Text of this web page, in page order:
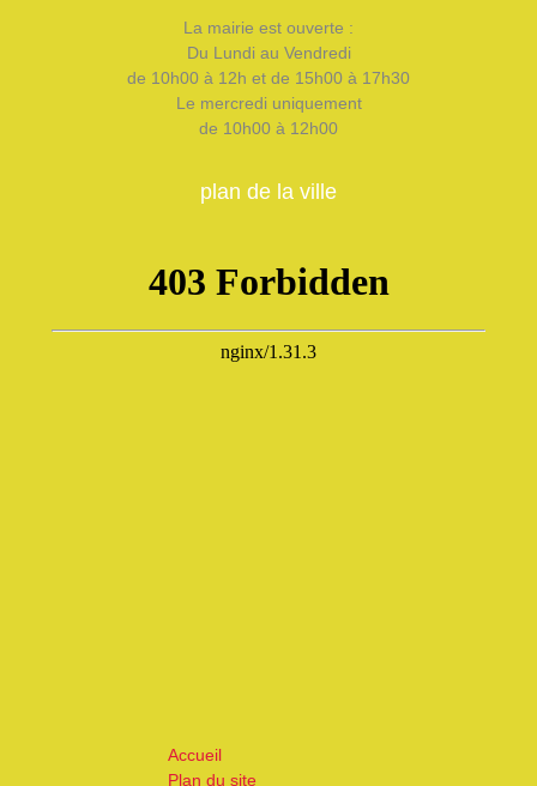
La mairie est ouverte :
Du Lundi au Vendredi
de 10h00 à 12h et de 15h00 à 17h30
Le mercredi uniquement
de 10h00 à 12h00
plan de la ville
Accueil
Plan du site